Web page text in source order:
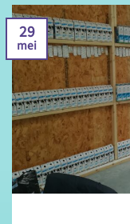
29
mei